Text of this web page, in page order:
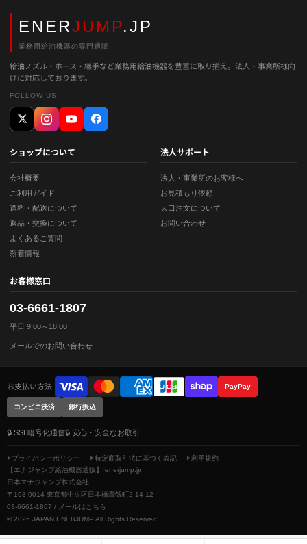
ENERJUMP.JP
業務用給油機器の専門通販
給油ノズル・ホース・継手など業務用給油機器を豊富に取り揃え。法人・事業所様向
けに対応しております。
FOLLOW US
ショップについて
会社概要
ご利用ガイド
送料・配送について
返品・交換について
よくあるご質問
新着情報
法人サポート
法人・事業所のお客様へ
お見積もり依頼
大口注文について
お問い合わせ
お客様窓口
03-6661-1807
平日 9:00～18:00
メールでのお問い合わせ
お支払い方法 PayPay
コンビニ決済 銀行振込
🔒 SSL暗号化通信🔒 安心・安全なお取引
プライバシーポリシー 特定商取引法に基づく表記
利用規約
【エナジャンプ給油機器通販】 enerjump.jp
日本エナジャンプ株式会社
〒103-0014 東京都中央区日本橋蠹殻町2-14-12
03-6661-1807 / メールはこちら
© 2026 JAPAN ENERJUMP All Rights Reserved.